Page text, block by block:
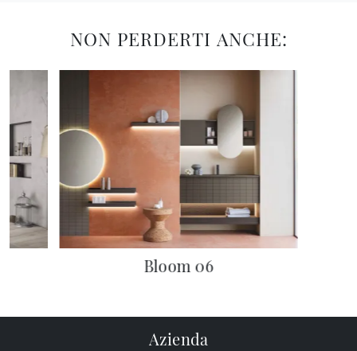
NON PERDERTI ANCHE:
Bloom 06
Azienda